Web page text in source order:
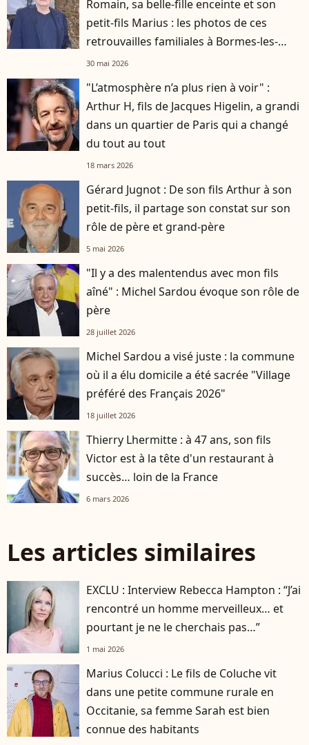
Romain, sa belle-fille enceinte et son
petit-fils Marius : les photos de ces
retrouvailles familiales à Bormes-les-
Mimosas
30 mai 2026
"L’atmosphère n’a plus rien à voir" :
Arthur H, fils de Jacques Higelin, a grandi
dans un quartier de Paris qui a changé
du tout au tout
18 mars 2026
Gérard Jugnot : De son fils Arthur à son
petit-fils, il partage son constat sur son
rôle de père et grand-père
5 mai 2026
"Il y a des malentendus avec mon fils
aîné" : Michel Sardou évoque son rôle de
père
28 juillet 2026
Michel Sardou a visé juste : la commune
où il a élu domicile a été sacrée "Village
préféré des Français 2026"
18 juillet 2026
Thierry Lhermitte : à 47 ans, son fils
Victor est à la tête d'un restaurant à
succès… loin de la France
6 mars 2026
Les articles similaires
EXCLU : Interview Rebecca Hampton : “J’ai
rencontré un homme merveilleux… et
pourtant je ne le cherchais pas…”
1 mai 2026
Marius Colucci : Le fils de Coluche vit
dans une petite commune rurale en
Occitanie, sa femme Sarah est bien
connue des habitants